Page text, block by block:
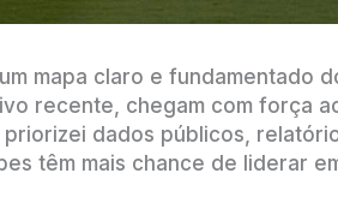
mapa claro e fundamentado
recente, chegam com força
dados públicos,
têm mais chance de liderar